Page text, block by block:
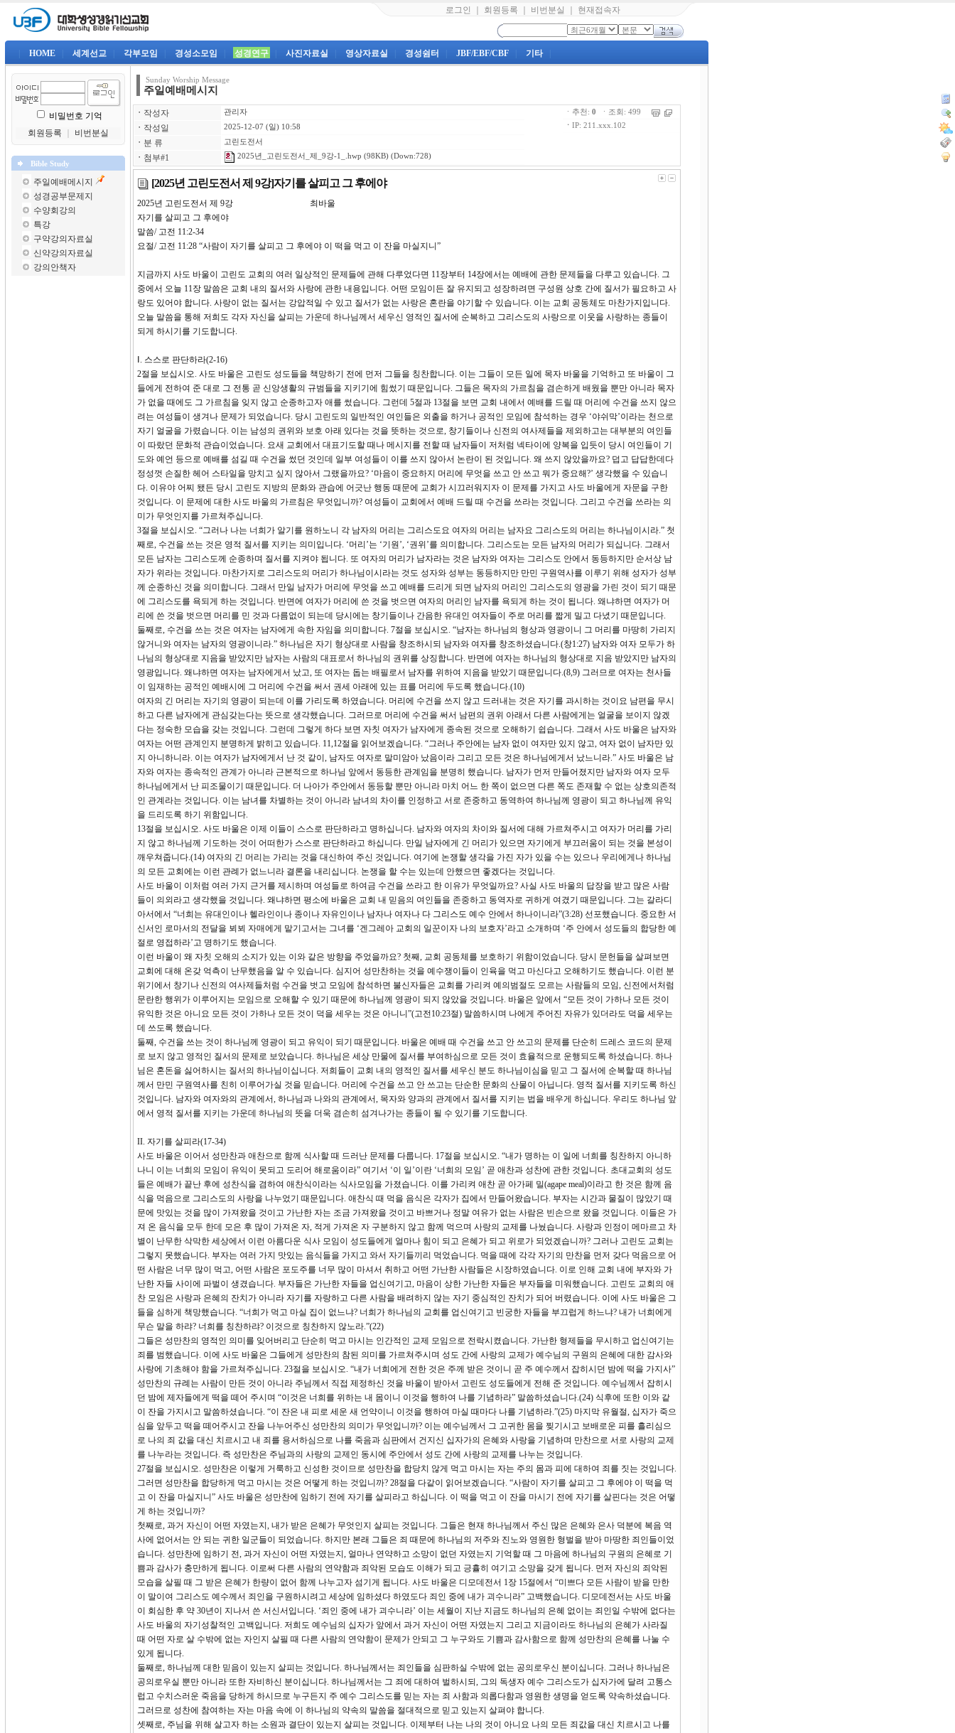
로그인 회원등록 비번분실 현재접속자
HOME 세계선교 각부모임 경성소모임 성경연구 사진자료실 영상자료실 경성쉼터 JBF/EBF/CBF 기타
비밀번호 기억
회원등록
비번분실
Bible Study
주일예배메시지
성경공부문제지
수양회강의
특강
구약강의자료실
신약강의자료실
강의안책자
Sunday Worship Message
주일예배메시지
ㆍ 작성자 관리자
ㆍ 작성일 2025-12-07 (일) 10:58
ㆍ 분 류 고린도전서
ㆍ 첨부#1 2025년_고린도전서_제_9강-1_.hwp (98KB) (Down:728)
ㆍ추천: 0 ㆍ조회: 499
ㆍ IP: 211.xxx.102
[2025년 고린도전서 제 9강]자기를 살피고 그 후에야
2025년 고린도전서 제 9강 최바울
자기를 살피고 그 후에야
말씀/ 고전 11:2-34
요절/ 고전 11:28 “사람이 자기를 살피고 그 후에야 이 떡을 먹고 이 잔을 마실지니”
지금까지 사도 바울이 고린도 교회의 여러 일상적인 문제들에 관해 다루었다면 11장부터 14장에서는 예배에 관한 문제들을 다루고 있습니다. 그
중에서 오늘 11장 말씀은 교회 내의 질서와 사랑에 관한 내용입니다. 어떤 모임이든 잘 유지되고 성장하려면 구성원 상호 간에 질서가 필요하고 사
랑도 있어야 합니다. 사랑이 없는 질서는 강압적일 수 있고 질서가 없는 사랑은 혼란을 야기할 수 있습니다. 이는 교회 공동체도 마찬가지입니다.
오늘 말씀을 통해 저희도 각자 자신을 살피는 가운데 하나님께서 세우신 영적인 질서에 순복하고 그리스도의 사랑으로 이웃을 사랑하는 종들이
되게 하시기를 기도합니다.
Ⅰ. 스스로 판단하라(2-16)
2절을 보십시오. 사도 바울은 고린도 성도들을 책망하기 전에 먼저 그들을 칭찬합니다. 이는 그들이 모든 일에 목자 바울을 기억하고 또 바울이 그
들에게 전하여 준 대로 그 전통 곧 신앙생활의 규범들을 지키기에 힘썼기 때문입니다. 그들은 목자의 가르침을 겸손하게 배웠을 뿐만 아니라 목자
가 없을 때에도 그 가르침을 잊지 않고 순종하고자 애를 썼습니다. 그런데 5절과 13절을 보면 교회 내에서 예배를 드릴 때 머리에 수건을 쓰지 않으
려는 여성들이 생겨나 문제가 되었습니다. 당시 고린도의 일반적인 여인들은 외출을 하거나 공적인 모임에 참석하는 경우 ‘야쉬막’이라는 천으로
자기 얼굴을 가렸습니다. 이는 남성의 권위와 보호 아래 있다는 것을 뜻하는 것으로, 창기들이나 신전의 여사제들을 제외하고는 대부분의 여인들
이 따랐던 문화적 관습이었습니다. 요새 교회에서 대표기도할 때나 메시지를 전할 때 남자들이 저처럼 넥타이에 양복을 입듯이 당시 여인들이 기
도와 예언 등으로 예배를 섬길 때 수건을 썼던 것인데 일부 여성들이 이를 쓰지 않아서 논란이 된 것입니다. 왜 쓰지 않았을까요? 덥고 답답한데다
정성껏 손질한 헤어 스타일을 망치고 싶지 않아서 그랬을까요? ‘마음이 중요하지 머리에 무엇을 쓰고 안 쓰고 뭐가 중요해?’ 생각했을 수 있습니
다. 이유야 어찌 됐든 당시 고린도 지방의 문화와 관습에 어긋난 행동 때문에 교회가 시끄러워지자 이 문제를 가지고 사도 바울에게 자문을 구한
것입니다. 이 문제에 대한 사도 바울의 가르침은 무엇입니까? 여성들이 교회에서 예배 드릴 때 수건을 쓰라는 것입니다. 그리고 수건을 쓰라는 의
미가 무엇인지를 가르쳐주십니다.
3절을 보십시오. “그러나 나는 너희가 알기를 원하노니 각 남자의 머리는 그리스도요 여자의 머리는 남자요 그리스도의 머리는 하나님이시라.” 첫
째로, 수건을 쓰는 것은 영적 질서를 지키는 의미입니다. ‘머리’는 ‘기원’, ‘권위’를 의미합니다. 그리스도는 모든 남자의 머리가 되십니다. 그래서
모든 남자는 그리스도께 순종하며 질서를 지켜야 됩니다. 또 여자의 머리가 남자라는 것은 남자와 여자는 그리스도 안에서 동등하지만 순서상 남
자가 위라는 것입니다. 마찬가지로 그리스도의 머리가 하나님이시라는 것도 성자와 성부는 동등하지만 만민 구원역사를 이루기 위해 성자가 성부
께 순종하신 것을 의미합니다. 그래서 만일 남자가 머리에 무엇을 쓰고 예배를 드리게 되면 남자의 머리인 그리스도의 영광을 가린 것이 되기 때문
에 그리스도를 욕되게 하는 것입니다. 반면에 여자가 머리에 쓴 것을 벗으면 여자의 머리인 남자를 욕되게 하는 것이 됩니다. 왜냐하면 여자가 머
리에 쓴 것을 벗으면 머리를 민 것과 다름없이 되는데 당시에는 창기들이나 간음한 유대인 여자들이 주로 머리를 짧게 밀고 다녔기 때문입니다.
둘째로, 수건을 쓰는 것은 여자는 남자에게 속한 자임을 의미합니다. 7절을 보십시오. “남자는 하나님의 형상과 영광이니 그 머리를 마땅히 가리지
않거니와 여자는 남자의 영광이니라.” 하나님은 자기 형상대로 사람을 창조하시되 남자와 여자를 창조하셨습니다.(창1:27) 남자와 여자 모두가 하
나님의 형상대로 지음을 받았지만 남자는 사람의 대표로서 하나님의 권위를 상징합니다. 반면에 여자는 하나님의 형상대로 지음 받았지만 남자의
영광입니다. 왜냐하면 여자는 남자에게서 났고, 또 여자는 돕는 배필로서 남자를 위하여 지음을 받았기 때문입니다.(8,9) 그러므로 여자는 천사들
이 임재하는 공적인 예배시에 그 머리에 수건을 써서 권세 아래에 있는 표를 머리에 두도록 했습니다.(10)
여자의 긴 머리는 자기의 영광이 되는데 이를 가리도록 하였습니다. 머리에 수건을 쓰지 않고 드러내는 것은 자기를 과시하는 것이요 남편을 무시
하고 다른 남자에게 관심갖는다는 뜻으로 생각했습니다. 그러므로 머리에 수건을 써서 남편의 권위 아래서 다른 사람에게는 얼굴을 보이지 않겠
다는 정숙한 모습을 갖는 것입니다. 그런데 그렇게 하다 보면 자칫 여자가 남자에게 종속된 것으로 오해하기 쉽습니다. 그래서 사도 바울은 남자와
여자는 어떤 관계인지 분명하게 밝히고 있습니다. 11,12절을 읽어보겠습니다. “그러나 주안에는 남자 없이 여자만 있지 않고, 여자 없이 남자만 있
지 아니하니라. 이는 여자가 남자에게서 난 것 같이, 남자도 여자로 말미암아 났음이라 그리고 모든 것은 하나님에게서 났느니라.” 사도 바울은 남
자와 여자는 종속적인 관계가 아니라 근본적으로 하나님 앞에서 동등한 관계임을 분명히 했습니다. 남자가 먼저 만들어졌지만 남자와 여자 모두
하나님에게서 난 피조물이기 때문입니다. 더 나아가 주안에서 동등할 뿐만 아니라 마치 어느 한 쪽이 없으면 다른 쪽도 존재할 수 없는 상호의존적
인 관계라는 것입니다. 이는 남녀를 차별하는 것이 아니라 남녀의 차이를 인정하고 서로 존중하고 동역하여 하나님께 영광이 되고 하나님께 유익
을 드리도록 하기 위함입니다.
13절을 보십시오. 사도 바울은 이제 이들이 스스로 판단하라고 명하십니다. 남자와 여자의 차이와 질서에 대해 가르쳐주시고 여자가 머리를 가리
지 않고 하나님께 기도하는 것이 어떠한가 스스로 판단하라고 하십니다. 만일 남자에게 긴 머리가 있으면 자기에게 부끄러움이 되는 것을 본성이
깨우쳐줍니다.(14) 여자의 긴 머리는 가리는 것을 대신하여 주신 것입니다. 여기에 논쟁할 생각을 가진 자가 있을 수는 있으나 우리에게나 하나님
의 모든 교회에는 이런 관례가 없느니라 결론을 내리십니다. 논쟁을 할 수는 있는데 안했으면 좋겠다는 것입니다.
사도 바울이 이처럼 여러 가지 근거를 제시하며 여성들로 하여금 수건을 쓰라고 한 이유가 무엇일까요? 사실 사도 바울의 답장을 받고 많은 사람
들이 의외라고 생각했을 것입니다. 왜냐하면 평소에 바울은 교회 내 믿음의 여인들을 존중하고 동역자로 귀하게 여겼기 때문입니다. 그는 갈라디
아서에서 “너희는 유대인이나 헬라인이나 종이나 자유인이나 남자나 여자나 다 그리스도 예수 안에서 하나이니라”(3:28) 선포했습니다. 중요한 서
신서인 로마서의 전달을 뵈뵈 자매에게 맡기고서는 그녀를 ‘겐그레아 교회의 일꾼이자 나의 보호자’라고 소개하며 ‘주 안에서 성도들의 합당한 예
절로 영접하라’고 명하기도 했습니다.
이런 바울이 왜 자칫 오해의 소지가 있는 이와 같은 방향을 주었을까요? 첫째, 교회 공동체를 보호하기 위함이었습니다. 당시 문헌들을 살펴보면
교회에 대해 온갖 억측이 난무했음을 알 수 있습니다. 심지어 성만찬하는 것을 예수쟁이들이 인육을 먹고 마신다고 오해하기도 했습니다. 이런 분
위기에서 창기나 신전의 여사제들처럼 수건을 벗고 모임에 참석하면 불신자들은 교회를 가리켜 예의범절도 모르는 사람들의 모임, 신전에서처럼
문란한 행위가 이루어지는 모임으로 오해할 수 있기 때문에 하나님께 영광이 되지 않았을 것입니다. 바울은 앞에서 “모든 것이 가하나 모든 것이
유익한 것은 아니요 모든 것이 가하나 모든 것이 덕을 세우는 것은 아니니”(고전10:23절) 말씀하시며 나에게 주어진 자유가 있더라도 덕을 세우는
데 쓰도록 했습니다.
둘째, 수건을 쓰는 것이 하나님께 영광이 되고 유익이 되기 때문입니다. 바울은 예배 때 수건을 쓰고 안 쓰고의 문제를 단순히 드레스 코드의 문제
로 보지 않고 영적인 질서의 문제로 보았습니다. 하나님은 세상 만물에 질서를 부여하심으로 모든 것이 효율적으로 운행되도록 하셨습니다. 하나
님은 혼돈을 싫어하시는 질서의 하나님이십니다. 저희들이 교회 내의 영적인 질서를 세우신 분도 하나님이심을 믿고 그 질서에 순복할 때 하나님
께서 만민 구원역사를 친히 이루어가실 것을 믿습니다. 머리에 수건을 쓰고 안 쓰고는 단순한 문화의 산물이 아닙니다. 영적 질서를 지키도록 하신
것입니다. 남자와 여자와의 관계에서, 하나님과 나와의 관계에서, 목자와 양과의 관계에서 질서를 지키는 법을 배우게 하십니다. 우리도 하나님 앞
에서 영적 질서를 지키는 가운데 하나님의 뜻을 더욱 겸손히 섬겨나가는 종들이 될 수 있기를 기도합니다.
II. 자기를 살피라(17-34)
사도 바울은 이어서 성만찬과 애찬으로 함께 식사할 때 드러난 문제를 다룹니다. 17절을 보십시오. “내가 명하는 이 일에 너희를 칭찬하지 아니하
나니 이는 너희의 모임이 유익이 못되고 도리어 해로움이라” 여기서 ‘이 일’이란 ‘너희의 모임’ 곧 애찬과 성찬에 관한 것입니다. 초대교회의 성도
들은 예배가 끝난 후에 성찬식을 겸하여 애찬식이라는 식사모임을 가졌습니다. 이를 가리켜 애찬 곧 아가페 밀(agape meal)이라고 한 것은 함께 음
식을 먹음으로 그리스도의 사랑을 나누었기 때문입니다. 애찬식 때 먹을 음식은 각자가 집에서 만들어왔습니다. 부자는 시간과 물질이 많았기 때
문에 맛있는 것을 많이 가져왔을 것이고 가난한 자는 조금 가져왔을 것이고 바쁘거나 정말 여유가 없는 사람은 빈손으로 왔을 것입니다. 이들은 가
져 온 음식을 모두 한데 모은 후 많이 가져온 자, 적게 가져온 자 구분하지 않고 함께 먹으며 사랑의 교제를 나눴습니다. 사랑과 인정이 메마르고 차
별이 난무한 삭막한 세상에서 이런 아름다운 식사 모임이 성도들에게 얼마나 힘이 되고 은혜가 되고 위로가 되었겠습니까? 그러나 고린도 교회는
그렇지 못했습니다. 부자는 여러 가지 맛있는 음식들을 가지고 와서 자기들끼리 먹었습니다. 먹을 때에 각각 자기의 만찬을 먼저 갖다 먹음으로 어
떤 사람은 너무 많이 먹고, 어떤 사람은 포도주를 너무 많이 마셔서 취하고 어떤 가난한 사람들은 시장하였습니다. 이로 인해 교회 내에 부자와 가
난한 자들 사이에 파벌이 생겼습니다. 부자들은 가난한 자들을 업신여기고, 마음이 상한 가난한 자들은 부자들을 미워했습니다. 고린도 교회의 애
찬 모임은 사랑과 은혜의 잔치가 아니라 자기를 자랑하고 다른 사람을 배려하지 않는 자기 중심적인 잔치가 되어 버렸습니다. 이에 사도 바울은 그
들을 심하게 책망했습니다. “너희가 먹고 마실 집이 없느냐? 너희가 하나님의 교회를 업신여기고 빈궁한 자들을 부끄럽게 하느냐? 내가 너희에게
무슨 말을 하랴? 너희를 칭찬하랴? 이것으로 칭찬하지 않노라.”(22)
그들은 성만찬의 영적인 의미를 잊어버리고 단순히 먹고 마시는 인간적인 교제 모임으로 전락시켰습니다. 가난한 형제들을 무시하고 업신여기는
죄를 범했습니다. 이에 사도 바울은 그들에게 성만찬의 참된 의미를 가르쳐주시며 성도 간에 사랑의 교제가 예수님의 구원의 은혜에 대한 감사와
사랑에 기초해야 함을 가르쳐주십니다. 23절을 보십시오. “내가 너희에게 전한 것은 주께 받은 것이니 곧 주 예수께서 잡히시던 밤에 떡을 가지사”
성만찬의 규례는 사람이 만든 것이 아니라 주님께서 직접 제정하신 것을 바울이 받아서 고린도 성도들에게 전해 준 것입니다. 예수님께서 잡히시
던 밤에 제자들에게 떡을 떼어 주시며 “이것은 너희를 위하는 내 몸이니 이것을 행하여 나를 기념하라” 말씀하셨습니다.(24) 식후에 또한 이와 같
이 잔을 가지시고 말씀하셨습니다. “이 잔은 내 피로 세운 새 언약이니 이것을 행하여 마실 때마다 나를 기념하라.”(25) 마지막 유월절, 십자가 죽으
심을 앞두고 떡을 떼어주시고 잔을 나누어주신 성만찬의 의미가 무엇입니까? 이는 예수님께서 그 고귀한 몸을 찢기시고 보배로운 피를 흘리심으
로 나의 죄 값을 대신 치르시고 내 죄를 용서하심으로 나를 죽음과 심판에서 건지신 십자가의 은혜와 사랑을 기념하며 만찬으로 서로 사랑의 교제
를 나누라는 것입니다. 즉 성만찬은 주님과의 사랑의 교제인 동시에 주안에서 성도 간에 사랑의 교제를 나누는 것입니다.
27절을 보십시오. 성만찬은 이렇게 거룩하고 신성한 것이므로 성만찬을 합당치 않게 먹고 마시는 자는 주의 몸과 피에 대하여 죄를 짓는 것입니다.
그러면 성만찬을 합당하게 먹고 마시는 것은 어떻게 하는 것입니까? 28절을 다같이 읽어보겠습니다. “사람이 자기를 살피고 그 후에야 이 떡을 먹
고 이 잔을 마실지니” 사도 바울은 성만찬에 임하기 전에 자기를 살피라고 하십니다. 이 떡을 먹고 이 잔을 마시기 전에 자기를 살핀다는 것은 어떻
게 하는 것입니까?
첫째로, 과거 자신이 어떤 자였는지, 내가 받은 은혜가 무엇인지 살피는 것입니다. 그들은 현재 하나님께서 주신 많은 은혜와 은사 덕분에 복음 역
사에 없어서는 안 되는 귀한 일군들이 되었습니다. 하지만 본래 그들은 죄 때문에 하나님의 저주와 진노와 영원한 형벌을 받아 마땅한 죄인들이었
습니다. 성만찬에 임하기 전, 과거 자신이 어떤 자였는지, 얼마나 연약하고 소망이 없던 자였는지 기억할 때 그 마음에 하나님의 구원의 은혜로 기
쁨과 감사가 충만하게 됩니다. 이로써 다른 사람의 연약함과 죄악된 모습도 이해가 되고 긍휼히 여기고 소망을 갖게 됩니다. 먼저 자신의 죄악된
모습을 살필 때 그 받은 은혜가 한량이 없어 함께 나누고자 섬기게 됩니다. 사도 바울은 디모데전서 1장 15절에서 “미쁘다 모든 사람이 받을 만한
이 말이여 그리스도 예수께서 죄인을 구원하시려고 세상에 임하셨다 하였도다 죄인 중에 내가 괴수니라” 고백했습니다. 디모데전서는 사도 바울
이 회심한 후 약 30년이 지나서 쓴 서신서입니다. ‘죄인 중에 내가 괴수니라’ 이는 세월이 지난 지금도 하나님의 은혜 없이는 죄인일 수밖에 없다는
사도 바울의 자기성찰적인 고백입니다. 저희도 예수님의 십자가 앞에서 과거 자신이 어떤 자였는지 그리고 지금이라도 하나님의 은혜가 사라질
때 어떤 자로 살 수밖에 없는 자인지 살필 때 다른 사람의 연약함이 문제가 안되고 그 누구와도 기쁨과 감사함으로 함께 성만찬의 은혜를 나눌 수
있게 됩니다.
둘째로, 하나님께 대한 믿음이 있는지 살피는 것입니다. 하나님께서는 죄인들을 심판하실 수밖에 없는 공의로우신 분이십니다. 그러나 하나님은
공의로우실 뿐만 아니라 또한 자비하신 분이십니다. 하나님께서는 그 죄에 대하여 벌하시되, 그의 독생자 예수 그리스도가 십자가에 달려 고통스
럽고 수치스러운 죽음을 당하게 하시므로 누구든지 주 예수 그리스도를 믿는 자는 죄 사함과 의롭다함과 영원한 생명을 얻도록 약속하셨습니다.
그러므로 성찬에 참여하는 자는 마음 속에 이 하나님의 약속의 말씀을 절대적으로 믿고 있는지 살펴야 합니다.
셋째로, 주님을 위해 살고자 하는 소원과 결단이 있는지 살피는 것입니다. 이제부터 나는 나의 것이 아니요 나의 모든 죄값을 대신 치르시고 나를